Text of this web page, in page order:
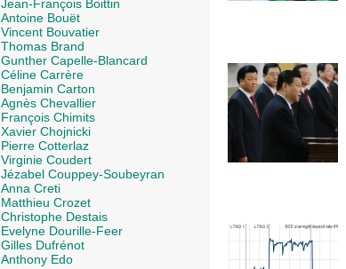
Jean-François Boittin
Antoine Bouët
Vincent Bouvatier
Thomas Brand
Gunther Capelle-Blancard
Céline Carrère
Benjamin Carton
Agnès Chevallier
François Chimits
Xavier Chojnicki
Pierre Cotterlaz
Virginie Coudert
Jézabel Couppey-Soubeyran
Anna Creti
Matthieu Crozet
Christophe Destais
Evelyne Dourille-Feer
Gilles Dufrénot
Anthony Edo